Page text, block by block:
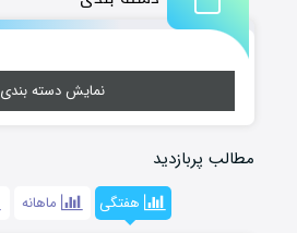
نمایش دسته بندی
مطالب پربازدید
هفتگی ماهانه